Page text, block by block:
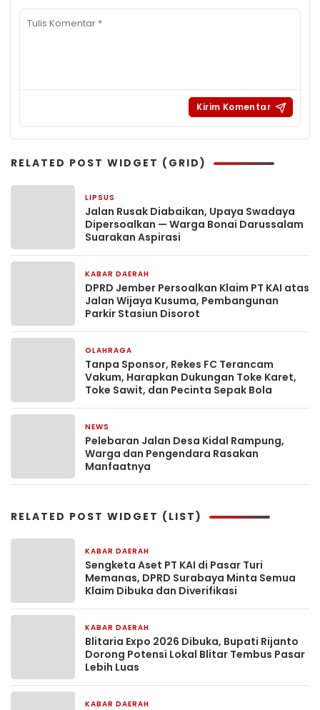
RELATED POST WIDGET (GRID)
LIPSUS
Jalan Rusak Diabaikan, Upaya Swadaya
Dipersoalkan — Warga Bonai Darussalam
Suarakan Aspirasi
KABAR DAERAH
DPRD Jember Persoalkan Klaim PT KAI atas
Jalan Wijaya Kusuma, Pembangunan
Parkir Stasiun Disorot
OLAHRAGA
Tanpa Sponsor, Rekes FC Terancam
Vakum, Harapkan Dukungan Toke Karet,
Toke Sawit, dan Pecinta Sepak Bola
NEWS
Pelebaran Jalan Desa Kidal Rampung,
Warga dan Pengendara Rasakan
Manfaatnya
RELATED POST WIDGET (LIST)
KABAR DAERAH
Sengketa Aset PT KAI di Pasar Turi
Memanas, DPRD Surabaya Minta Semua
Klaim Dibuka dan Diverifikasi
KABAR DAERAH
Blitaria Expo 2026 Dibuka, Bupati Rijanto
Dorong Potensi Lokal Blitar Tembus Pasar
Lebih Luas
KABAR DAERAH